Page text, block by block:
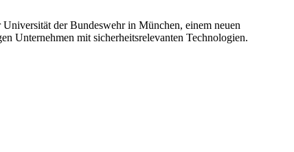
der Bundeswehr in München, einem neuen
Unternehmen mit sicherheitsrelevanten Technologien.